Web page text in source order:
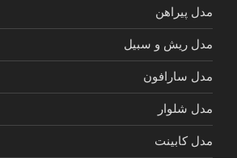
مدل پیراهن
مدل ریش و سبیل
مدل سارافون
مدل شلوار
مدل کابینت